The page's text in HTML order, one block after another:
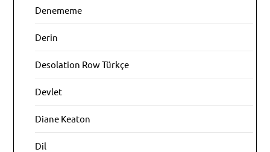
Denememe
Derin
Desolation Row Türkçe
Devlet
Diane Keaton
Dil